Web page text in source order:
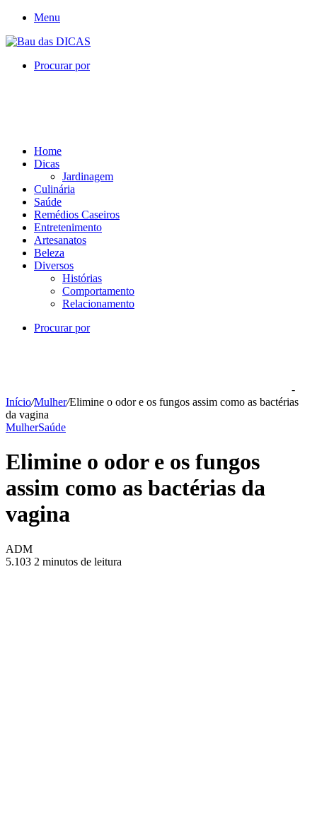
Menu
Procurar por
Home
Dicas
Jardinagem
Culinária
Saúde
Remédios Caseiros
Entretenimento
Artesanatos
Beleza
Diversos
Histórias
Comportamento
Relacionamento
Procurar por
-
Início/Mulher/Elimine o odor e os fungos assim como as bactérias
da vagina
MulherSaúde
Elimine o odor e os fungos
assim como as bactérias da
vagina
ADM
5.103 2 minutos de leitura